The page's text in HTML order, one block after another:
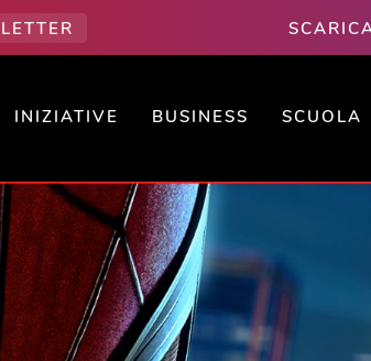
INIZIATIVE BUSINESS SCUOLA